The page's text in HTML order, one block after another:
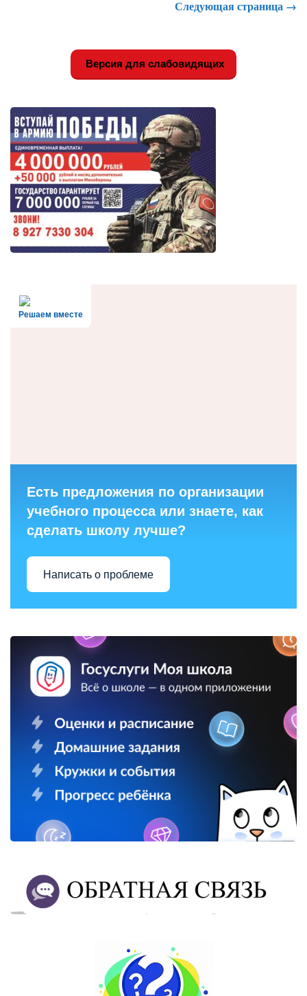
Следующая страница →
Версия для слабовидящих
Решаем вместе
Есть предложения по организации
учебного процесса или знаете, как
сделать школу лучше?
Написать о проблеме